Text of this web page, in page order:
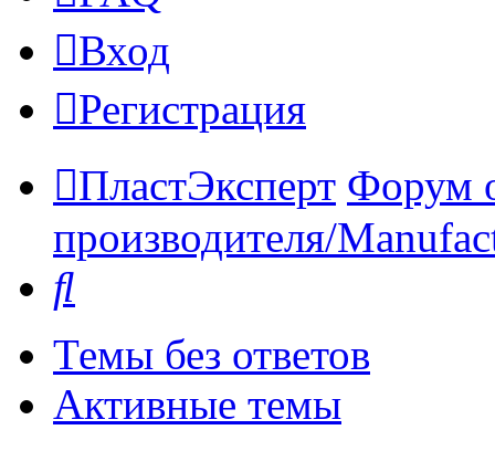
Вход
Регистрация
ПластЭксперт Форум
производителя/
Темы без ответов
Активные темы